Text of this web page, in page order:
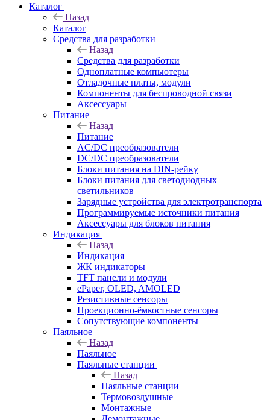
Каталог
Назад
Каталог
Средства для разработки
Назад
Средства для разработки
Одноплатные компьютеры
Отладочные платы, модули
Компоненты для беспроводной связи
Аксессуары
Питание
Назад
Питание
AC/DC преобразователи
DC/DC преобразователи
Блоки питания на DIN-рейку
Блоки питания для светодиодных
светильников
Зарядные устройства для электротранспорта
Программируемые источники питания
Аксессуары для блоков питания
Индикация
Назад
Индикация
ЖК индикаторы
TFT панели и модули
ePaper, OLED, AMOLED
Резистивные сенсоры
Проекционно-ёмкостные сенсоры
Сопутствующие компоненты
Паяльное
Назад
Паяльное
Паяльные станции
Назад
Паяльные станции
Термовоздушные
Монтажные